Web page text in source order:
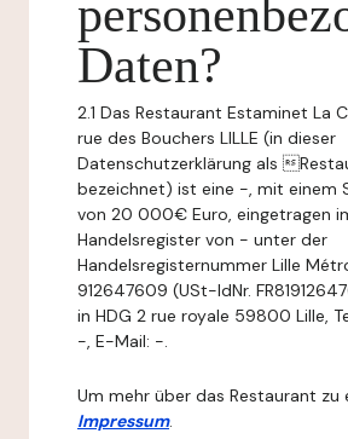
Daten?
2.1 Das Restaurant Estaminet La
rue des Bouchers LILLE (in dieser
Datenschutzerklärung als
bezeichnet) ist eine -, mit einem
von 20 000€ Euro, eingetragen
Handelsregister von - unter der
Handelsregisternummer Lille
912647609 (USt-IdNr.
in HDG 2 rue royale 59800 Lille,
-, E-Mail: -.
Um mehr über das Restaurant zu
Impressum.